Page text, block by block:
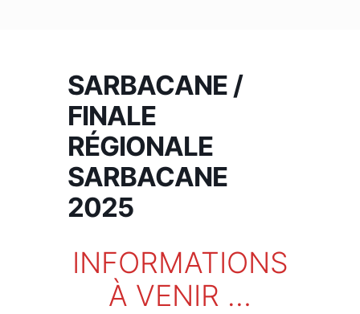
SARBACANE /
FINALE
RÉGIONALE
SARBACANE
2025
INFORMATIONS
À VENIR …